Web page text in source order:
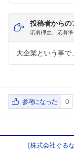
投稿者からの
応募理由、応募
大企業という事
参考になった 0
[株式会社ぐる